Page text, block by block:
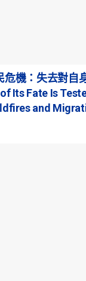
危機：失去對自
Its Fate Is
and